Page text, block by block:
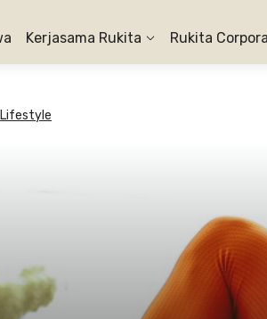
Kerjasama Rukita Rukita